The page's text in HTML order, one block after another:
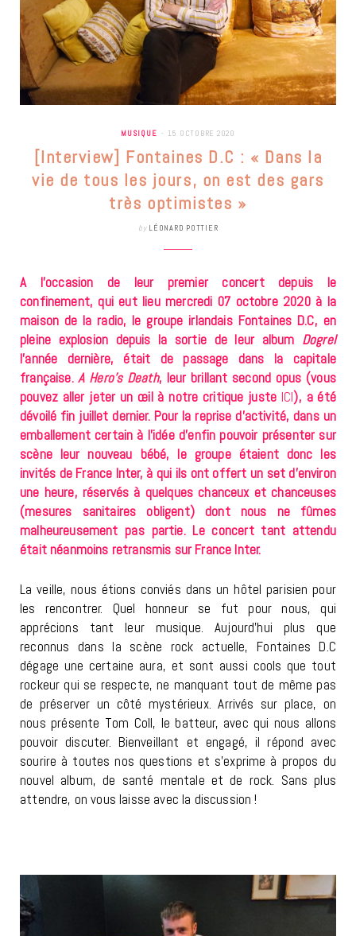
MUSIQUE 15 OCTOBRE 2020
[Interview] Fontaines D.C : « Dans la
vie de tous les jours, on est des gars
très optimistes »
by LÉONARD POTTIER
A l’occasion de leur premier concert depuis le
confinement, qui eut lieu mercredi 07 octobre 2020 à la
maison de la radio, le groupe irlandais Fontaines D.C, en
pleine explosion depuis la sortie de leur album Dogrel
l’année dernière, était de passage dans la capitale
française.A Hero’s Death, leur brillant second opus (vous
pouvez aller jeter un œil à notre critique juste ICI), a été
dévoilé fin juillet dernier. Pour la reprise d’activité, dans un
emballement certain à l’idée d’enfin pouvoir présenter sur
scène leur nouveau bébé, le groupe étaient donc les
invités de France Inter, à qui ils ont offert un set d’environ
une heure, réservés à quelques chanceux et chanceuses
(mesures sanitaires obligent) dont nous ne fûmes
malheureusement pas partie. Le concert tant attendu
était néanmoins retransmis sur France Inter.
La veille, nous étions conviés dans un hôtel parisien pour
les rencontrer. Quel honneur se fut pour nous, qui
apprécions tant leur musique. Aujourd’hui plus que
reconnus dans la scène rock actuelle, Fontaines D.C
dégage une certaine aura, et sont aussi cools que tout
rockeur qui se respecte, ne manquant tout de même pas
de préserver un côté mystérieux. Arrivés sur place, on
nous présente Tom Coll, le batteur, avec qui nous allons
pouvoir discuter. Bienveillant et engagé, il répond avec
sourire à toutes nos questions et s’exprime à propos du
nouvel album, de santé mentale et de rock. Sans plus
attendre, on vous laisse avec la discussion !